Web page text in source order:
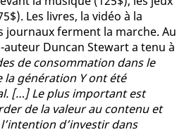
Les livres, la vidéo à la
journaux ferment la marche. Au
Duncan Stewart a tenu à
de consommation dans le
génération Y ont été
[…] Le plus important est
de la valeur au contenu et
d’investir dans